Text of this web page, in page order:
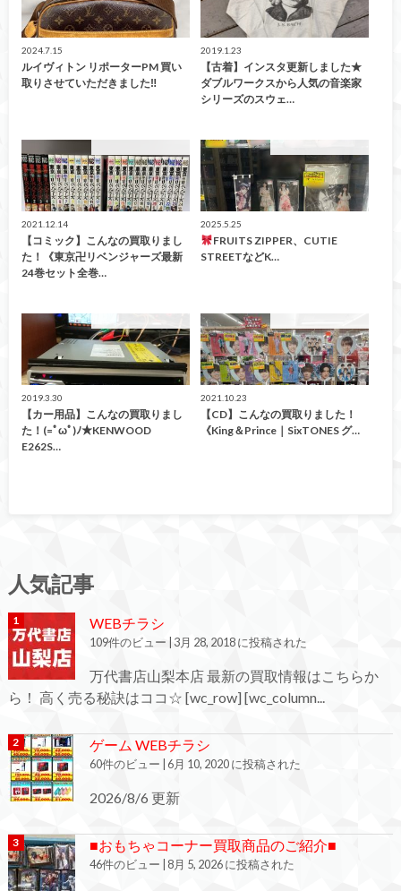
2024.7.15
ルイヴィトン リポーターPM 買い
取りさせていただきました‼︎
2019.1.23
【古着】インスタ更新しました★
ダブルワークスから人気の音楽家
シリーズのスウェ…
2021.12.14
【コミック】こんなの買取りまし
た！《東京卍リベンジャーズ最新
24巻セット全巻…
2025.5.25
FRUITS ZIPPER、CUTIE
STREETなどK…
2019.3.30
【カー用品】こんなの買取りまし
た！(=ﾟωﾟ)ﾉ★KENWOOD
E262S…
2021.10.23
【CD】こんなの買取りました！
《King＆Prince｜SixTONES グ…
人気記事
WEBチラシ
109件のビュー 3月 28, 2018 に投稿された
万代書店山梨本店 最新の買取情報はこちらか
ら！ 高く売る秘訣はココ☆ [wc_row] [wc_column...
ゲーム WEBチラシ
60件のビュー 6月 10, 2020 に投稿された
2026/8/6 更新
■おもちゃコーナー買取商品のご紹介■
46件のビュー 8月 5, 2026 に投稿された